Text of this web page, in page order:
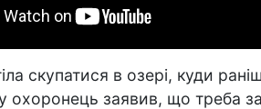
скупатися в озері, куди
охоронець заявив, що треба